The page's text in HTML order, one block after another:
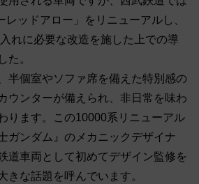
ッドアロー」をリニューアルし、
れに必要な改造を施した上での導
た。
半個室やソファ席を備えた特別感の
ウンターが備えられ、非日常を味わ
ります。この10000系リニューアル
ガンダム』のメカニックデザイナ
道車両として初めてデザイン監修を
きな話題を呼んでいます。